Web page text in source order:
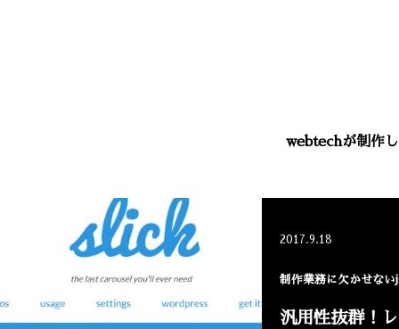
webtechが制作
2017.9.18
制作業務に欠かせな
汎用性抜群！